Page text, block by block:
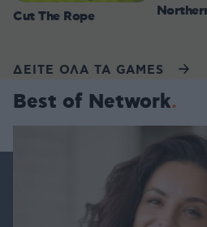
Cut The Rope
ΔΕΙΤΕ ΟΛΑ ΤΑ GAMES
Best of Network